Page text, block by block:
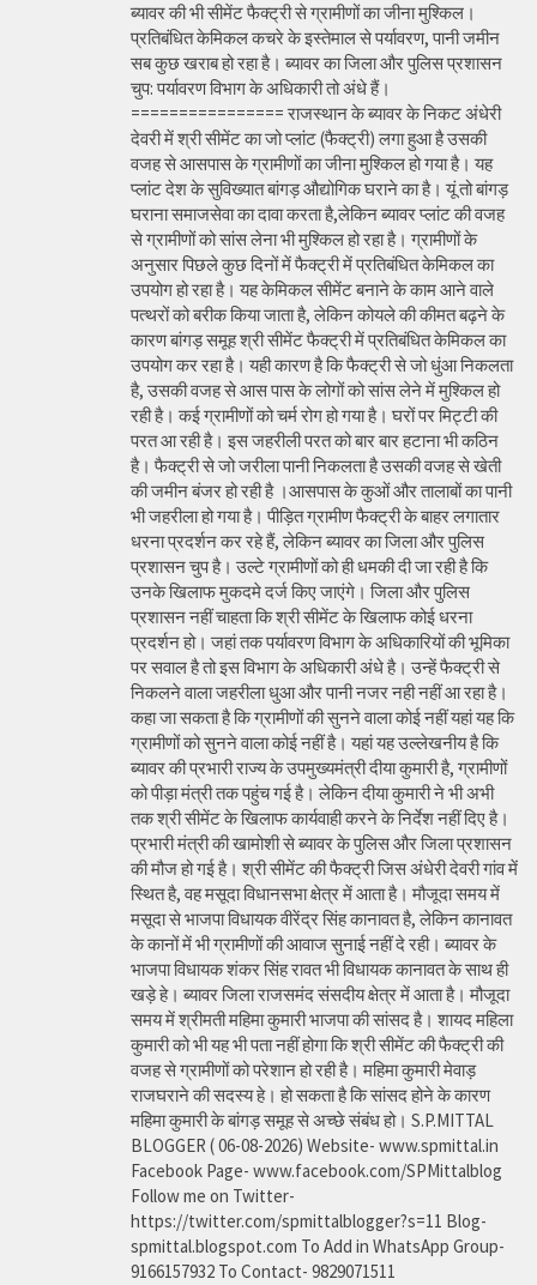
ब्यावर की भी सीमेंट फैक्ट्री से ग्रामीणों का जीना मुश्किल।
प्रतिबंधित केमिकल कचरे के इस्तेमाल से पर्यावरण, पानी जमीन
सब कुछ खराब हो रहा है। ब्यावर का जिला और पुलिस प्रशासन
चुप: पर्यावरण विभाग के अधिकारी तो अंधे हैं।
================ राजस्थान के ब्यावर के निकट अंधेरी
देवरी में श्री सीमेंट का जो प्लांट (फैक्ट्री) लगा हुआ है उसकी
वजह से आसपास के ग्रामीणों का जीना मुश्किल हो गया है। यह
प्लांट देश के सुविख्यात बांगड़ औद्योगिक घराने का है। यूं तो बांगड़
घराना समाजसेवा का दावा करता है,लेकिन ब्यावर प्लांट की वजह
से ग्रामीणों को सांस लेना भी मुश्किल हो रहा है। ग्रामीणों के
अनुसार पिछले कुछ दिनों में फैक्ट्री में प्रतिबंधित केमिकल का
उपयोग हो रहा है। यह केमिकल सीमेंट बनाने के काम आने वाले
पत्थरों को बरीक किया जाता है, लेकिन कोयले की कीमत बढ़ने के
कारण बांगड़ समूह श्री सीमेंट फैक्ट्री में प्रतिबंधित केमिकल का
उपयोग कर रहा है। यही कारण है कि फैक्ट्री से जो धुंआ निकलता
है, उसकी वजह से आस पास के लोगों को सांस लेने में मुश्किल हो
रही है। कई ग्रामीणों को चर्म रोग हो गया है। घरों पर मिट्टी की
परत आ रही है। इस जहरीली परत को बार बार हटाना भी कठिन
है। फैक्ट्री से जो जरीला पानी निकलता है उसकी वजह से खेती
की जमीन बंजर हो रही है ।आसपास के कुओं और तालाबों का पानी
भी जहरीला हो गया है। पीड़ित ग्रामीण फैक्ट्री के बाहर लगातार
धरना प्रदर्शन कर रहे हैं, लेकिन ब्यावर का जिला और पुलिस
प्रशासन चुप है। उल्टे ग्रामीणों को ही धमकी दी जा रही है कि
उनके खिलाफ मुकदमे दर्ज किए जाएंगे। जिला और पुलिस
प्रशासन नहीं चाहता कि श्री सीमेंट के खिलाफ कोई धरना
प्रदर्शन हो। जहां तक पर्यावरण विभाग के अधिकारियों की भूमिका
पर सवाल है तो इस विभाग के अधिकारी अंधे है। उन्हें फैक्ट्री से
निकलने वाला जहरीला धुआ और पानी नजर नही नहीं आ रहा है।
कहा जा सकता है कि ग्रामीणों की सुनने वाला कोई नहीं यहां यह कि
ग्रामीणों को सुनने वाला कोई नहीं है। यहां यह उल्लेखनीय है कि
ब्यावर की प्रभारी राज्य के उपमुख्यमंत्री दीया कुमारी है, ग्रामीणों
को पीड़ा मंत्री तक पहुंच गई है। लेकिन दीया कुमारी ने भी अभी
तक श्री सीमेंट के खिलाफ कार्यवाही करने के निर्देश नहीं दिए है।
प्रभारी मंत्री की खामोशी से ब्यावर के पुलिस और जिला प्रशासन
की मौज हो गई है। श्री सीमेंट की फैक्ट्री जिस अंधेरी देवरी गांव में
स्थित है, वह मसूदा विधानसभा क्षेत्र में आता है। मौजूदा समय में
मसूदा से भाजपा विधायक वीरेंद्र सिंह कानावत है, लेकिन कानावत
के कानों में भी ग्रामीणों की आवाज सुनाई नहीं दे रही। ब्यावर के
भाजपा विधायक शंकर सिंह रावत भी विधायक कानावत के साथ ही
खड़े हे। ब्यावर जिला राजसमंद संसदीय क्षेत्र में आता है। मौजूदा
समय में श्रीमती महिमा कुमारी भाजपा की सांसद है। शायद महिला
कुमारी को भी यह भी पता नहीं होगा कि श्री सीमेंट की फैक्ट्री की
वजह से ग्रामीणों को परेशान हो रही है। महिमा कुमारी मेवाड़
राजघराने की सदस्य हे। हो सकता है कि सांसद होने के कारण
महिमा कुमारी के बांगड़ समूह से अच्छे संबंध हो। S.P.MITTAL
BLOGGER ( 06-08-2026) Website- www.spmittal.in
Facebook Page- www.facebook.com/SPMittalblog
Follow me on Twitter-
https://twitter.com/spmittalblogger?s=11 Blog-
spmittal.blogspot.com To Add in WhatsApp Group-
9166157932 To Contact- 9829071511